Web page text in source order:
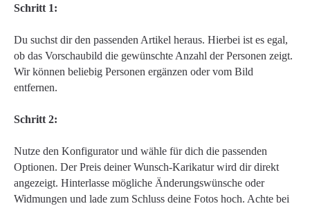
Schritt 1:
Du suchst dir den passenden Artikel heraus. Hierbei ist es egal,
ob das Vorschaubild die gewünschte Anzahl der Personen zeigt.
Wir können beliebig Personen ergänzen oder vom Bild
entfernen.
Schritt 2:
Nutze den Konfigurator und wähle für dich die passenden
Optionen. Der Preis deiner Wunsch-Karikatur wird dir direkt
angezeigt. Hinterlasse mögliche Änderungswünsche oder
Widmungen und lade zum Schluss deine Fotos hoch. Achte bei